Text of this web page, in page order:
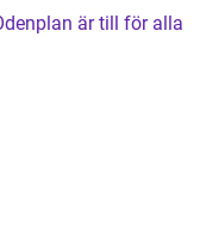
är till för alla